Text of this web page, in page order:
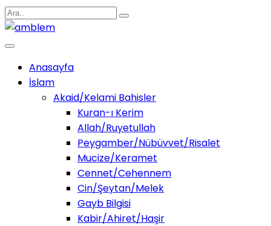
Anasayfa
İslam
Akaid/Kelami Bahisler
Kuran-ı Kerim
Allah/Ruyetullah
Peygamber/Nübüvvet/Risalet
Mucize/Keramet
Cennet/Cehennem
Cin/Şeytan/Melek
Gayb Bilgisi
Kabir/Ahiret/Haşir